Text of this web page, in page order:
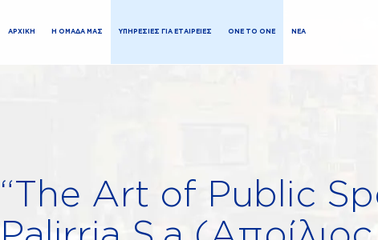
ΑΡΧΙΚΗ Η ΟΜΑΔΑ ΜΑΣ ΥΠΗΡΕΣΙΕΣ ΓΙΑ ΕΤΑΙΡΕΙΕΣ ONE TO ONE ΝΕΑ
“The Art of Public